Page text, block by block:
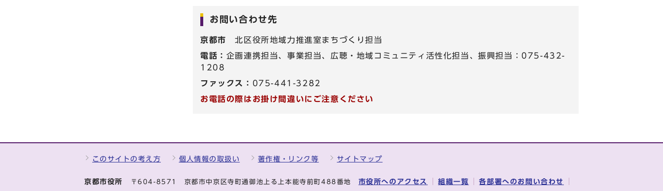
お問い合わせ先
京都市
北区役所地域力推進室まちづくり担当
電話： 企画連携担当、事業担当、広聴・地域コミュニティ活性化担当、振興担当：075-432-
1208
ファックス： 075-441-3282
お電話の際はお掛け間違いにご注意ください
このサイトの考え方 個人情報の取扱い 著作権・リンク等 サイトマップ
京都市役所 〒604-8571 京都市中京区寺町通御池上る上本能寺前町488番地 市役所へのアクセス 組織一覧 各部署へのお問い合わせ